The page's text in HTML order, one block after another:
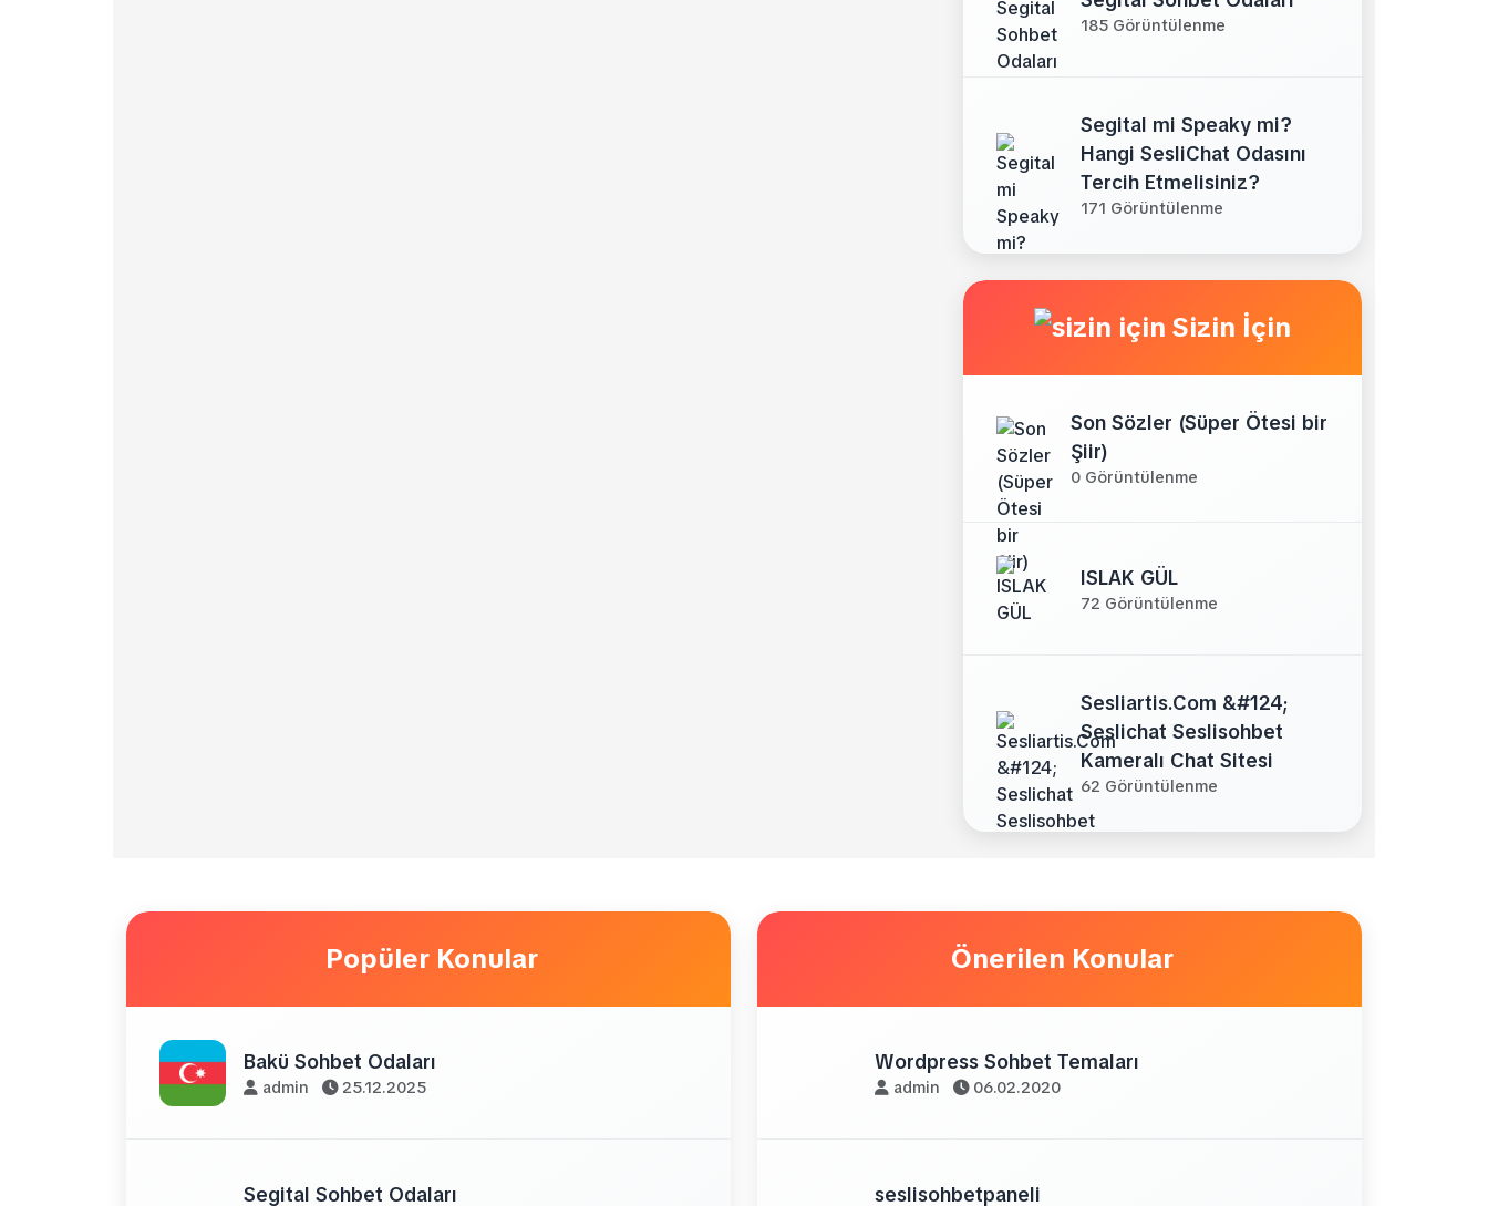
185 Görüntülenme
Segital mi Speaky mi?
Hangi SesliChat Odasını
Tercih Etmelisiniz?
171 Görüntülenme
Sizin İçin
Son Sözler (Süper Ötesi bir
Şiir)
0 Görüntülenme
ISLAK GÜL
72 Görüntülenme
Sesliartis.Com &#124;
Seslichat Seslisohbet
Kameralı Chat Sitesi
62 Görüntülenme
Popüler Konular
Bakü Sohbet Odaları
admin 25.12.2025
Segital Sohbet Odaları
Önerilen Konular
Wordpress Sohbet Temaları
admin 06.02.2020
seslisohbetpaneli